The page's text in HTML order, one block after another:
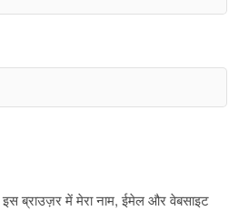
ब्राउज़र में मेरा नाम, ईमेल और वेबसाइट